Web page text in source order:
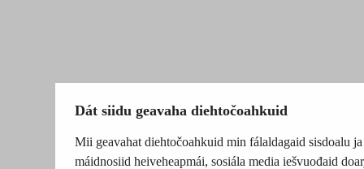
Dát siidu geavaha diehtočoahkuid
Mii geavahat diehtočoahkuid min fálaldagaid sisdoalu ja
máidnosiid heiveheapmái, sosiála media iešvuođaid